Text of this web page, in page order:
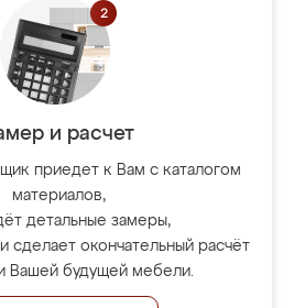
и расчет
приедет к Вам с каталогом
материалов,
детальные замеры,
сделает окончательный расчёт
Вашей будущей мебели.